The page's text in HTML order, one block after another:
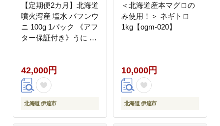
【定期便2カ月】北海道
噴火湾産 塩水 バフンウ
ニ 100g 1パック 《アフ
ター保証付き》うに ウ
厚 無添加 産地直送 産
直 お取り寄せ 山村水産
送料無料
42,000円
北海道 伊達市
＜北海道産本マグロの
み使用！＞ ネギトロ
1kg【ogm-020】
10,000円
北海道 伊達市